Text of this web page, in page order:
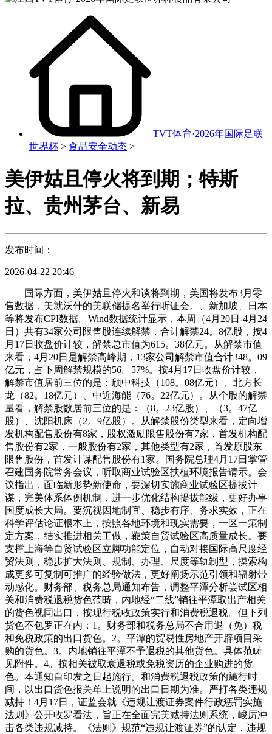
TVT体育·2026年国际足联
世界杯 > 食品安全动态 >
美伊姑且停火将到期；特斯
拉、贵州茅台、新易
发布时间：
2026-04-22 20:46
国际方面，美伊姑且停火和谈将到期，美国将发布3月零
售数据，美就沃什的美联储提名举行听证会。、新加坡、日本
等将发布CPI数据。Wind数据统计显示，本周（4月20日-4月24
日）共有34家公司限售股连续解禁，合计解禁24。8亿股，按4
月17日收盘价计较，解禁总市值为615。38亿元。从解禁市值
来看，4月20日是解禁高峰期，13家公司解禁市值合计348。09
亿元，占下周解禁规模的56。57%。按4月17日收盘价计较，
解禁市值居前三位的是：颀中科技（108。08亿元）、北方长
龙（82。18亿元）、中近海能（76。22亿元）。从个股的解禁
量看，解禁股数居前三位的是：（8。23亿股）、（3。47亿
股）、沈阳机床（2。9亿股）。从解禁股份类型来看，定向增
发机构配售股份有8家，股权激励限售股份有7家，首发机构配
售股份有2家，一般股份有2家，其他类型有2家，首发原股东
限售股份，首发计谋配售股份有1家。国务院总理4月17日掌管
召建国务院常务会议，听取商业试验区扶植环境报告请示。会
议指出，面临新形势新使命，要深切实施商业试验区提拔计
谋，完美体系体例机制，进一步优化结构提拔能级，更好办事
国度成长大局。要沉视因地制宜、稳步有序、务求实效，正在
科学评估论证根本上，按照各地环境和现实需要，一区一策制
定方案，结实推进相关工做，鞭策自贸试验区高质量成长。要
支撑上海等自贸试验区立脚功能定位，自动对接国际高尺度经
贸法则，稳步扩大法则、规制、办理、尺度等轨制型，摸索构
成更多可复制可推广的经验做法，更好阐扬示范引领和辐射带
动感化。财务部、税务总局通知布告，调整平潭分析尝试区相
关和消费税退税货色范畴，内地经“二线”销往平潭取出产相关
的货色视同出口，按现行税收政策实行和消费税退税。但下列
货色不包罗正在内：1。财务部和税务总局不合用退（免）税
和免税政策的出口货色。2。平潭的贸易性房地产开辟项目采
购的货色。3。内地销往平潭不予退税的其他货色。具体范畴
见附件。4。按相关被取衰退税或免税资历的企业购进的货
色。本通知自印发之日起施行。和消费税退税政策的施行时
间，以出口货色报关单上说明的出口日期为准。严打各类违规
减持！4月17日，证监会就《违规让渡证券案件行政惩罚实施
法则》公开收罗看法，旨正在全面完美减持法则系统，峻厉冲
击各类违规减持。《法则》规范“违规让渡证券”的认定，违规